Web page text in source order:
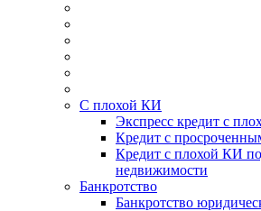
С плохой КИ
Экспресс кредит с
Кредит с
Кредит с плохой КИ
недвижимости
Банкротство
Банкротство